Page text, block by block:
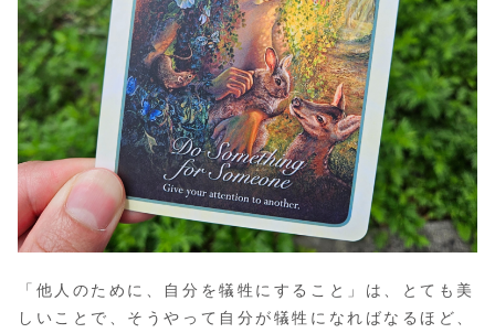
「他人のために、自分を犠牲にすること」は、とても美
しいことで、そうやって自分が犠牲になればなるほど、